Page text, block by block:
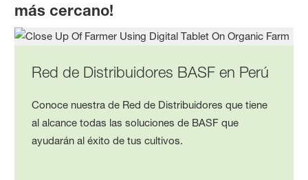
más cercano!
Red de Distribuidores BASF en Perú
Conoce nuestra de Red de Distribuidores que tiene
al alcance todas las soluciones de BASF que
ayudarán al éxito de tus cultivos.